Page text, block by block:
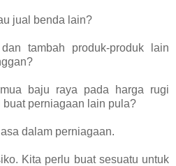
jual benda lain?
tambah produk-produk lain
baju raya pada harga rugi
perniagaan lain pula?
dalam perniagaan.
Kita perlu buat sesuatu untuk